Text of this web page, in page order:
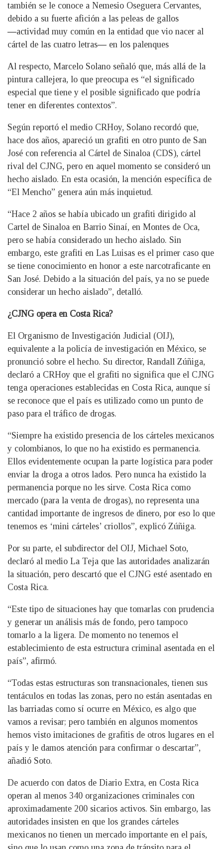
también se le conoce a Nemesio Oseguera Cervantes,
debido a su fuerte afición a las peleas de gallos
―actividad muy común en la entidad que vio nacer al
cártel de las cuatro letras― en los palenques
Al respecto, Marcelo Solano señaló que, más allá de la
pintura callejera, lo que preocupa es “el significado
especial que tiene y el posible significado que podría
tener en diferentes contextos”.
Según reportó el medio CRHoy, Solano recordó que,
hace dos años, apareció un grafiti en otro punto de San
José con referencia al Cártel de Sinaloa (CDS), cártel
rival del CJNG, pero en aquel momento se consideró un
hecho aislado. En esta ocasión, la mención específica de
“El Mencho” genera aún más inquietud.
“Hace 2 años se había ubicado un grafiti dirigido al
Cartel de Sinaloa en Barrio Sinaí, en Montes de Oca,
pero se había considerado un hecho aislado. Sin
embargo, este grafiti en Las Luisas es el primer caso que
se tiene conocimiento en honor a este narcotraficante en
San José. Debido a la situación del país, ya no se puede
considerar un hecho aislado”, detalló.
¿CJNG opera en Costa Rica?
El Organismo de Investigación Judicial (OIJ),
equivalente a la policía de investigación en México, se
pronunció sobre el hecho. Su director, Randall Zúñiga,
declaró a CRHoy que el grafiti no significa que el CJNG
tenga operaciones establecidas en Costa Rica, aunque sí
se reconoce que el país es utilizado como un punto de
paso para el tráfico de drogas.
“Siempre ha existido presencia de los cárteles mexicanos
y colombianos, lo que no ha existido es permanencia.
Ellos evidentemente ocupan la parte logística para poder
enviar la droga a otros lados. Pero nunca ha existido la
permanencia porque no les sirve. Costa Rica como
mercado (para la venta de drogas), no representa una
cantidad importante de ingresos de dinero, por eso lo que
tenemos es ‘mini cárteles’ criollos”, explicó Zúñiga.
Por su parte, el subdirector del OIJ, Michael Soto,
declaró al medio La Teja que las autoridades analizarán
la situación, pero descartó que el CJNG esté asentado en
Costa Rica.
“Este tipo de situaciones hay que tomarlas con prudencia
y generar un análisis más de fondo, pero tampoco
tomarlo a la ligera. De momento no tenemos el
establecimiento de esta estructura criminal asentada en el
país”, afirmó.
“Todas estas estructuras son transnacionales, tienen sus
tentáculos en todas las zonas, pero no están asentadas en
las barriadas como sí ocurre en México, es algo que
vamos a revisar; pero también en algunos momentos
hemos visto imitaciones de grafitis de otros lugares en el
país y le damos atención para confirmar o descartar”,
añadió Soto.
De acuerdo con datos de Diario Extra, en Costa Rica
operan al menos 340 organizaciones criminales con
aproximadamente 200 sicarios activos. Sin embargo, las
autoridades insisten en que los grandes cárteles
mexicanos no tienen un mercado importante en el país,